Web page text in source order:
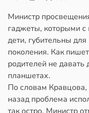
Министр
гаджеты, которыми с
дети, губительны
поколения. Как
родителей не
планшетах.
По словам Кравцова,
назад проблема